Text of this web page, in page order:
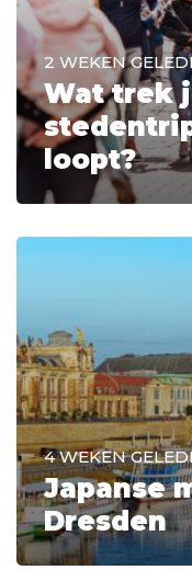
2 WEKEN
Wat trek
loopt?
4 WEKEN
Japanse
Dresden